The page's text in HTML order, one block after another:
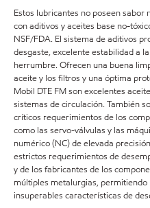
Estos lubricantes no poseen
con aditivos y aceites base no-
NSF/FDA. El sistema de aditivos
desgaste, excelente estabilidad a
herrumbre. Ofrecen una buena
aceite y los filtros y una óptima
Mobil DTE FM son excelentes
sistemas de circulación. También
críticos requerimientos de los
como las servo-válvulas y las
numérico (NC) de elevada
estrictos requerimientos de
y de los fabricantes de los
múltiples metalurgias,
insuperables características de